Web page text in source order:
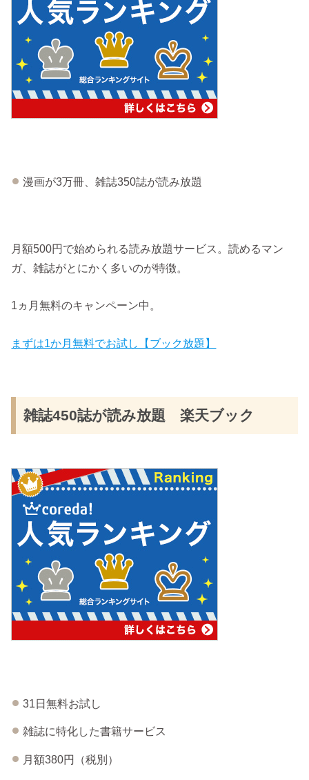
漫画が3万冊、雑誌350誌が読み放題
月額500円で始められる読み放題サービス。読めるマン
ガ、雑誌がとにかく多いのが特徴。
1ヵ月無料のキャンペーン中。
まずは1か月無料でお試し【ブック放題】
雑誌450誌が読み放題 楽天ブック
31日無料お試し
雑誌に特化した書籍サービス
月額380円（税別）